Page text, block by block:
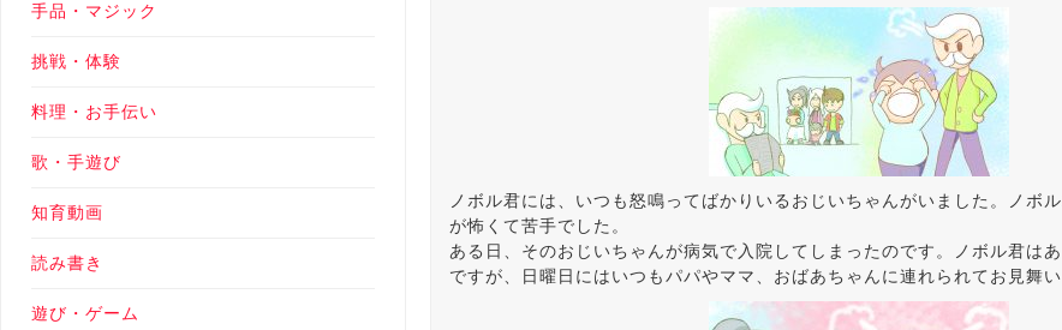
ノボル君には、いつも怒鳴ってばかりいるおじいちゃんがいました。ノボ
が怖くて苦手でした。
ある日、そのおじいちゃんが病気で入院してしまったのです。ノボル君は
ですが、日曜日にはいつもパパやママ、おばあちゃんに連れられてお見舞い
手品・マジック
挑戦・体験
料理・お手伝い
歌・手遊び
知育動画
読み書き
遊び・ゲーム